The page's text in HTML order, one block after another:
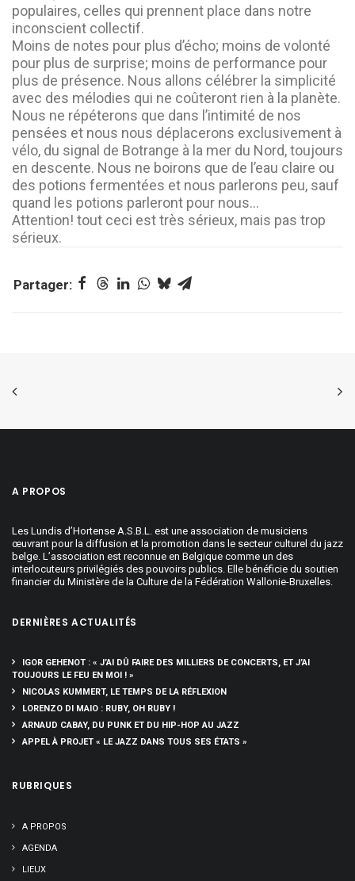
populaires, celles qui prennent place dans notre
inconscient collectif.
Moins de notes pour plus d’écho; moins de volonté
pour plus de surprise; moins de performance pour
plus de présence. Nous allons célébrer la simplicité
avec des mélodies qui ne coûteront rien à la planète.
Nous ne répéterons que dans l’intimité de nos
pensées et nous nous déplacerons exclusivement à
vélo, du signal de Botrange à la mer du Nord, toujours
en descente. Nous ne boirons que de l’eau claire ou
des potions fermentées et nous parlerons peu, sauf
quand les potions parleront pour nous…
Attention! tout ceci est très sérieux, mais pas trop
sérieux.
A PROPOS
Les Lundis d’Hortense A.S.B.L. est une association de musiciens
œuvrant pour la diffusion et la promotion dans le secteur culturel du jazz
belge. L’association est reconnue en Belgique comme un des
interlocuteurs privilégiés des pouvoirs publics. Elle bénéficie du soutien
financier du Ministère de la Culture de la Fédération Wallonie-Bruxelles.
DERNIÈRES ACTUALITÉS
IGOR GEHENOT : « J’AI DÛ FAIRE DES MILLIERS DE CONCERTS, ET J’AI
TOUJOURS LE FEU EN MOI ! »
NICOLAS KUMMERT, LE TEMPS DE LA RÉFLEXION
LORENZO DI MAIO : RUBY, OH RUBY !
ARNAUD CABAY, DU PUNK ET DU HIP-HOP AU JAZZ
APPEL À PROJET « LE JAZZ DANS TOUS SES ÉTATS »
RUBRIQUES
A PROPOS
AGENDA
LIEUX